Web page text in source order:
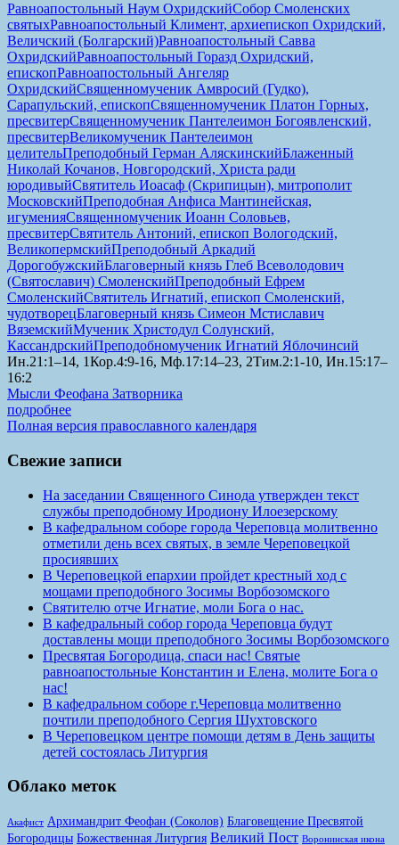
Равноапостольный Наум ОхридскийСобор Смоленских
святыхРавноапостольный Климент, архиепископ Охридский,
Величский (Болгарский)Равноапостольный Савва
ОхридскийРавноапостольный Горазд Охридский,
епископРавноапостольный Ангеляр
ОхридскийСвященномученик Амвросий (Гудко),
Сарапульский, епископСвященномученик Платон Горных,
пресвитерСвященномученик Пантелеимон Богоявленский,
пресвитерВеликомученик Пантелеимон
целительПреподобный Герман АляскинскийБлаженный
Николай Кочанов, Новгородский, Христа ради
юродивыйСвятитель Иоасаф (Скрипицын), митрополит
МосковскийПреподобная Анфиса Мантинейская,
игуменияСвященномученик Иоанн Соловьев,
пресвитерСвятитель Антоний, епископ Вологодский,
ВеликопермскийПреподобный Аркадий
ДорогобужскийБлаговерный князь Глеб Всеволодович
(Святославич) СмоленскийПреподобный Ефрем
СмоленскийСвятитель Игнатий, епископ Смоленский,
чудотворецБлаговерный князь Симеон Мстиславич
ВяземскийМученик Христодул Солунский,
КассандрскийПреподобномученик Игнатий Яблочинсий
Ин.21:1–14, 1Кор.4:9-16, Мф.17:14–23, 2Тим.2:1-10, Ин.15:17–
16:2
Мысли Феофана Затворника
подробнее
Полная версия православного календаря
Свежие записи
На заседании Священного Синода утвержден текст
службы преподобному Иродиону Илоезерскому
В кафедральном соборе города Череповца молитвенно
отметили день всех святых, в земле Череповецкой
просиявших
В Череповецкой епархии пройдет крестный ход с
мощами преподобного Зосимы Ворбозомского
Святителю отче Игнатие, моли Бога о нас.
В кафедральный собор города Череповца будут
доставлены мощи преподобного Зосимы Ворбозомского
Пресвятая Богородица, спаси нас! Святые
равноапостольные Константин и Елена, молите Бога о
нас!
В кафедральном соборе г.Череповца молитвенно
почтили преподобного Сергия Шухтовского
В Череповецком центре помощи детям в День защиты
детей состоялась Литургия
Облако меток
Акафист Архимандрит Феофан (Соколов) Благовещение Пресвятой
Богородицы Божественная Литургия Великий Пост Воронинская икона